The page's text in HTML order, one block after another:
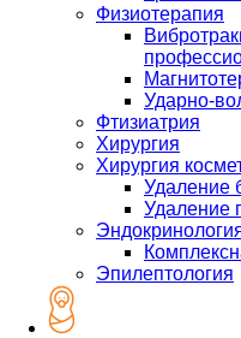
Физиотерапия
Ударно-
Фтизиатрия
Хирургия
Хирургия
Удаление
Удаление
Эпилептология